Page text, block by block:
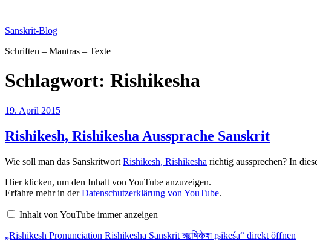
springen
Sanskrit-Blog
Schriften – Mantras – Texte
Schlagwort: Rishikesha
Veröffentlicht
19. April 2015
Rishikesh, Rishikesha Aussprache Sanskrit
Wie soll man das Sanskritwort Rishikesh, Rishikesha richtig aussprechen? In
„Rishikesh
Pronunciation
Rishikesha
ऋषिकेश
von
Hier klicken, um den Inhalt von YouTube anzuzeigen.
Erfahre mehr in derDatenschutzerklärung von YouTube.
Inhalt von YouTube immer anzeigen
„Rishikesh Pronunciation Rishikesha Sanskrit ऋषिकेश ṛṣikeśa“ direkt öffnen